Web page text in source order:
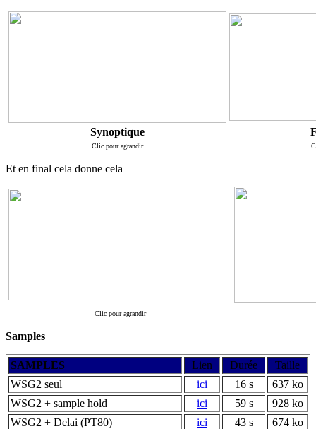
Synoptique
Clic pour agrandir
Et en final cela donne cela
Clic pour agrandir
Samples
SAMPLES _Lien_ _Durée_
_Taille_
WSG2 seul
ici 16 s
637 ko
WSG2 + sample hold
ici 59 s
928 ko
WSG2 + Delai (PT80)
ici 43 s
674 ko